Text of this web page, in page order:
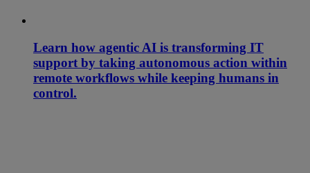
Learn how agentic AI is transforming IT
support by taking autonomous action within
remote workflows while keeping humans in
control.